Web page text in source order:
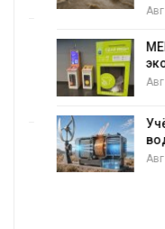
Авг 6,
МЕГА и
Авг 6,
воду
Авг 6,